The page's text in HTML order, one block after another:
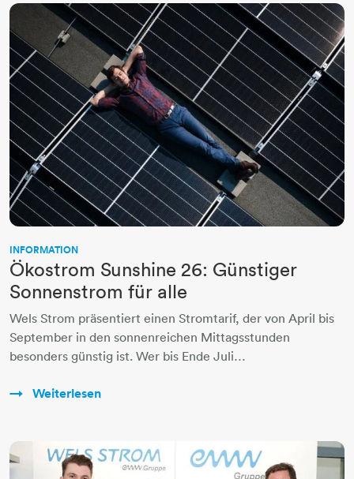
INFORMATION
Ökostrom Sunshine 26: Günstiger
Sonnenstrom für alle
Wels Strom präsentiert einen Stromtarif, der von April bis
September in den sonnenreichen Mittagsstunden
besonders günstig ist. Wer bis Ende Juli…
Weiterlesen